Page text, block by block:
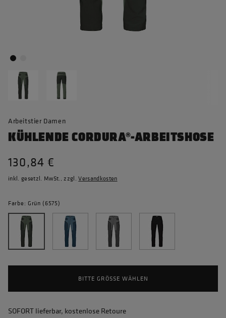
Arbeitstier Damen
KÜHLENDE CORDURA®-ARBEITSHOSE
130,84 €
inkl. gesetzl. MwSt., zzgl.Versandkosten
Farbe: Grün (6575)
BITTE GRÖSSE WÄHLEN
SOFORT lieferbar, kostenlose Retoure